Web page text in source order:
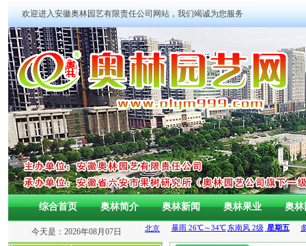
欢迎进入安徽奥林园艺有限责任公司网站，我们竭诚为您服务
综合首页 奥林简介 奥林新闻 奥林果业 奥林
今天是：2026年08月07日